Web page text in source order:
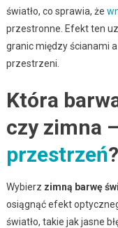
światło, co sprawia, że
przestronne. Efekt ten
granic między ścianami
przestrzeni.
Która
czy zimna
przestrzeń?
Wybierz zimną barwę
osiągnąć efekt
światło, takie jak jasne